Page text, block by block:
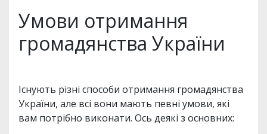
Умови отримання
громадянства України
Існують різні способи отримання громадянства
України, але всі вони мають певні умови, які
вам потрібно виконати. Ось деякі з основних: